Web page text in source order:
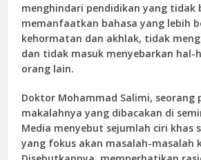
menghindari pendidikan yang tidak
memanfaatkan bahasa yang lebih
kehormatan dan akhlak, tidak
dan tidak masuk menyebarkan hal-
orang lain.
Doktor Mohammad Salimi, seorang
makalahnya yang dibacakan di
Media menyebut sejumlah ciri khas
yang fokus akan masalah-masalah